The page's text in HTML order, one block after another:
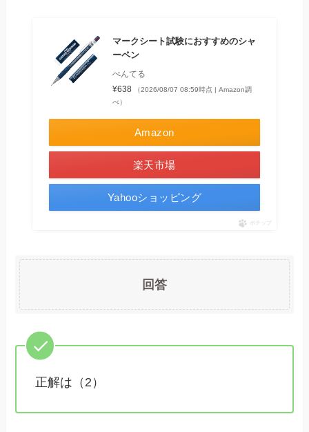
マークシート試験におすすめのシャ
ーペン
ぺんてる
¥638
（2026/08/07 08:59時点 | Amazon調
べ）
Amazon
楽天市場
Yahooショッピング
ポチップ
回答
正解は（2）